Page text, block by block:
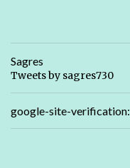
Sagres
Tweets by sagres730
google-site-